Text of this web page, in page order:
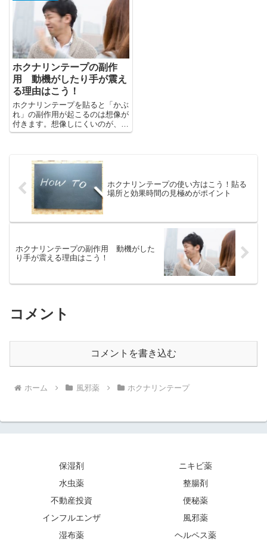
ホクナリンテープの副作
用 動機がしたり手が震え
る理由はこう！
ホクナリンテープを貼ると「かぶ
れ」の副作用が起こるのは想像が
付きます。想像しにくいのが、心
臓がドキドキしたり、手足がブル
ホクナリンテープの使い方はこう！貼る
場所と効果時間の見極めがポイント
ホクナリンテープの副作用 動機がした
り手が震える理由はこう！
コメント
コメントを書き込む
ホーム 風邪薬 ホクナリンテープ
保湿剤
ニキビ薬
水虫薬
整腸剤
不動産投資
便秘薬
インフルエンザ
風邪薬
湿布薬
ヘルペス薬